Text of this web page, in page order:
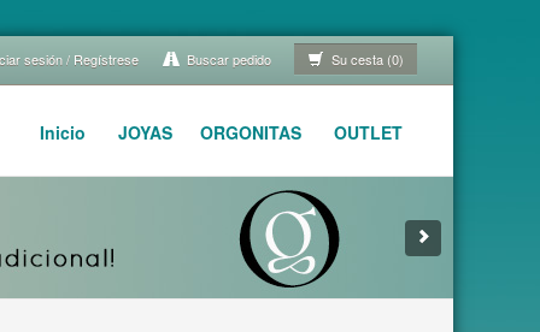
sesión / Regístrese Buscar pedido Su cesta (0)
Inicio JOYAS ORGONITAS OUTLET